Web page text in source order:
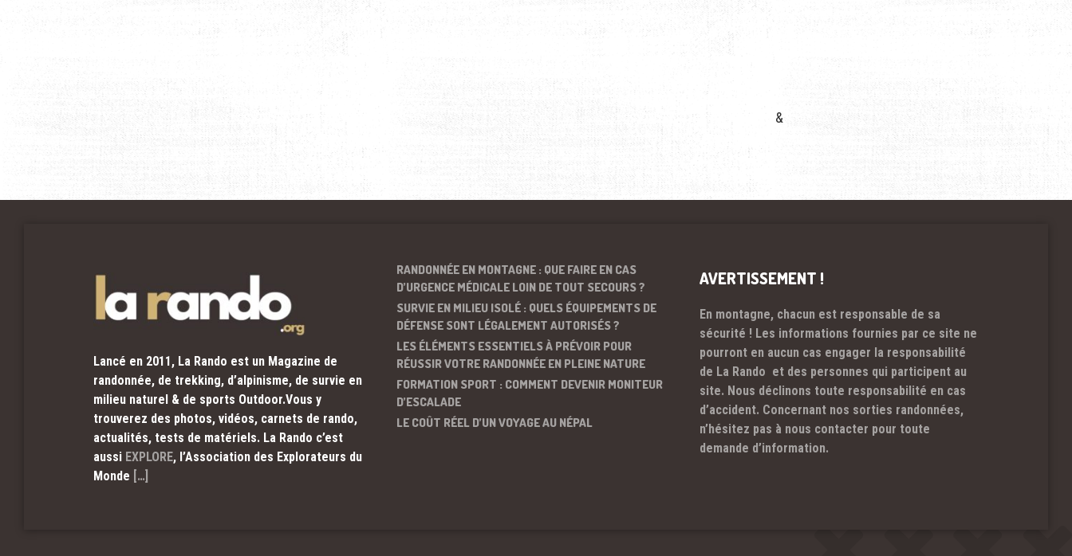
&
Lancé en 2011, La Rando est un Magazine de
randonnée, de trekking, d’alpinisme, de survie en
milieu naturel & de sports Outdoor.Vous y
trouverez des photos, vidéos, carnets de rando,
actualités, tests de matériels. La Rando c’est
aussi EXPLORE, l’Association des Explorateurs du
Monde […]
RANDONNÉE EN MONTAGNE : QUE FAIRE EN CAS
D’URGENCE MÉDICALE LOIN DE TOUT SECOURS ?
SURVIE EN MILIEU ISOLÉ : QUELS ÉQUIPEMENTS DE
DÉFENSE SONT LÉGALEMENT AUTORISÉS ?
LES ÉLÉMENTS ESSENTIELS À PRÉVOIR POUR
RÉUSSIR VOTRE RANDONNÉE EN PLEINE NATURE
FORMATION SPORT : COMMENT DEVENIR MONITEUR
D’ESCALADE
LE COÛT RÉEL D’UN VOYAGE AU NÉPAL
AVERTISSEMENT !
En montagne, chacun est responsable de sa
sécurité ! Les informations fournies par ce site ne
pourront en aucun cas engager la responsabilité
de La Rando et des personnes qui participent au
site. Nous déclinons toute responsabilité en cas
d’accident. Concernant nos sorties randonnées,
n’hésitez pas à nous contacter pour toute
demande d’information.